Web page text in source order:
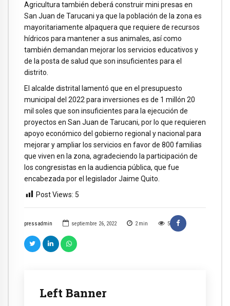
pressadmin septiembre 26, 2022 2 min 5
Left Banner
Agricultura también deberá construir mini presas en
San Juan de Tarucani ya que la población de la zona es
mayoritariamente alpaquera que requiere de recursos
hídricos para mantener a sus animales, así como
también demandan mejorar los servicios educativos y
de la posta de salud que son insuficientes para el
distrito.
El alcalde distrital lamentó que en el presupuesto
municipal del 2022 para inversiones es de 1 millón 20
mil soles que son insuficientes para la ejecución de
proyectos en San Juan de Tarucani, por lo que requieren
apoyo económico del gobierno regional y nacional para
mejorar y ampliar los servicios en favor de 800 familias
que viven en la zona, agradeciendo la participación de
los congresistas en la audiencia pública, que fue
encabezada por el legislador Jaime Quito.
Post Views: 5